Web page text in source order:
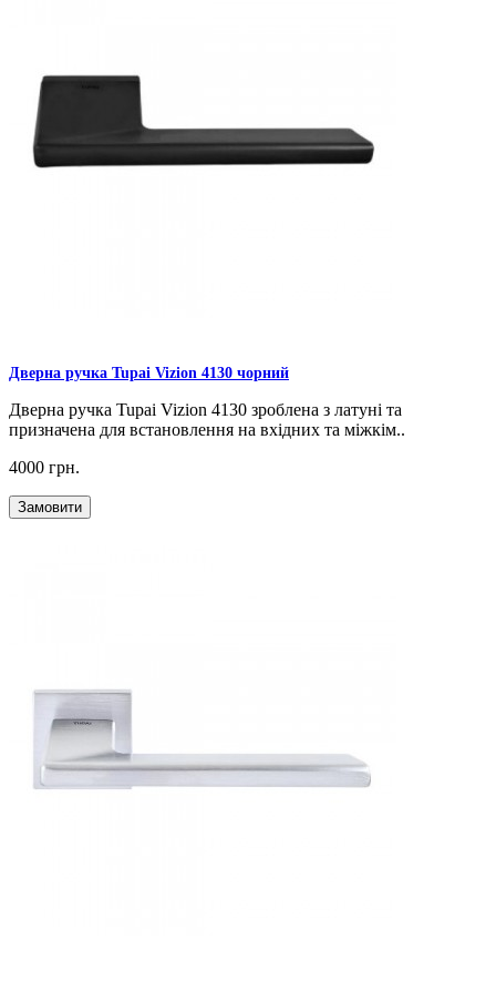
Дверна ручка Tupai Vizion 4130 чорний
Дверна ручка Tupai Vizion 4130 зроблена з латуні та
призначена для встановлення на вхідних та міжкім..
4000 грн.
Замовити